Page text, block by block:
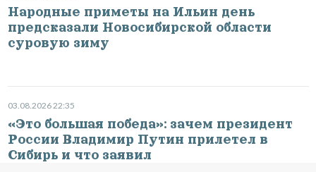
Народные приметы на Ильин день
предсказали Новосибирской области
суровую зиму
03.08.2026 22:35
«Это большая победа»: зачем президент
России Владимир Путин прилетел в
Сибирь и что заявил